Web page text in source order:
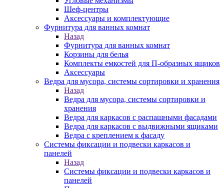
Шеф-центры
Аксессуары и комплектующие
Фурнитура для ванных комнат
Назад
Фурнитура для ванных комнат
Корзины для белья
Комплекты емкостей для П-образных ящиков
Аксессуары
Ведра для мусора, системы сортировки и хранения
Назад
Ведра для мусора, системы сортировки и
хранения
Ведра для каркасов с распашными фасадами
Ведра для каркасов с выдвижными ящиками
Ведра с креплением к фасаду
Системы фиксации и подвески каркасов и
панелей
Назад
Системы фиксации и подвески каркасов и
панелей